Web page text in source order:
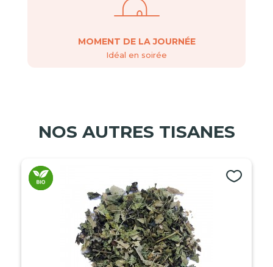
MOMENT DE LA JOURNÉE
Idéal en soirée
NOS AUTRES TISANES